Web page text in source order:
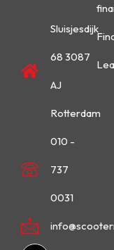
Sluisjesdijk
68 3087
AJ
Rotterdam
010 -
737
0031